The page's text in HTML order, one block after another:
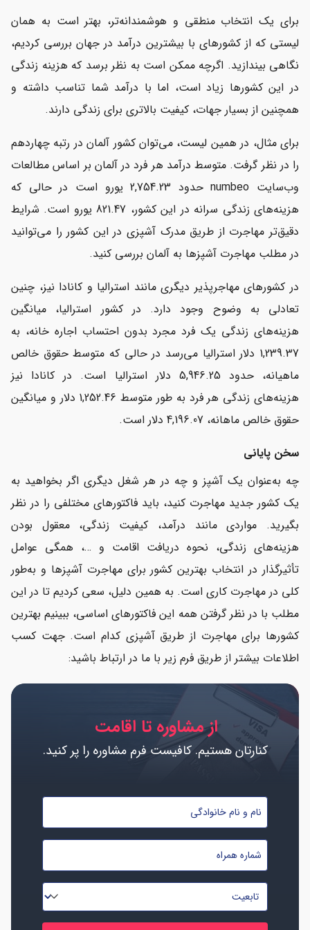
برای یک انتخاب منطقی و هوشمندانه‌تر، بهتر است به همان
لیستی که از کشورهای با بیشترین درآمد در جهان بررسی کردیم،
نگاهی بیندازید. اگرچه ممکن است به نظر برسد که هزینه زندگی
در این کشورها زیاد است، اما با درآمد شما تناسب داشته و
همچنین از بسیار جهات، کیفیت بالاتری برای زندگی دارند.
برای مثال، در همین لیست، می‌توان کشور آلمان در رتبه چهاردهم
را در نظر گرفت. متوسط درآمد هر فرد در آلمان بر اساس مطالعات
وب‌سایت numbeo حدود 2,754.23 یورو است در حالی که
هزینه‌های زندگی سرانه در این کشور، 821.47 یورو است. شرایط
دقیق‌تر مهاجرت از طریق مدرک آشپزی در این کشور را می‌توانید
در مطلب مهاجرت آشپزها به آلمان بررسی کنید.
در کشورهای مهاجرپذیر دیگری مانند استرالیا و کانادا نیز، چنین
تعادلی به وضوح وجود دارد. در کشور استرالیا، میانگین
هزینه‌های زندگی یک فرد مجرد بدون احتساب اجاره خانه، به
1,239.37 دلار استرالیا می‌رسد در حالی که متوسط حقوق خالص
ماهیانه، حدود 5,946.25 دلار استرالیا است. در کانادا نیز
هزینه‌های زندگی هر فرد به طور متوسط 1,252.46 دلار و میانگین
حقوق خالص ماهانه، 4,196.07 دلار است.
سخن پایانی
چه به‌عنوان یک آشپز و چه در هر شغل دیگری اگر بخواهید به
یک کشور جدید مهاجرت کنید، باید فاکتورهای مختلفی را در نظر
بگیرید. مواردی مانند درآمد، کیفیت زندگی، معقول بودن
هزینه‌های زندگی، نحوه دریافت اقامت و …، همگی عوامل
تأثیرگذار در انتخاب بهترین کشور برای مهاجرت آشپزها و به‌طور
کلی در مهاجرت کاری است. به همین دلیل، سعی کردیم تا در این
مطلب با در نظر گرفتن همه این فاکتورهای اساسی، ببینیم بهترین
کشورها برای مهاجرت از طریق آشپزی کدام است. جهت کسب
اطلاعات بیشتر از طریق فرم زیر با ما در ارتباط باشید:
از مشاوره تا اقامت
کنارتان هستیم. کافیست فرم مشاوره را پر کنید.
نام
نام
خانوادگی
*
شماره
موبایل
*
تابعیت
*